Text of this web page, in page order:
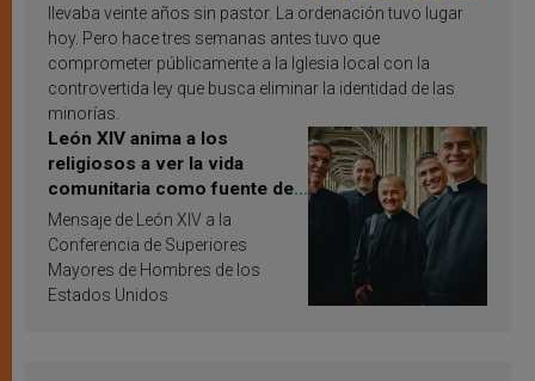
llevaba veinte años sin pastor. La ordenación tuvo lugar
hoy. Pero hace tres semanas antes tuvo que
comprometer públicamente a la Iglesia local con la
controvertida ley que busca eliminar la identidad de las
minorías.
León XIV anima a los
religiosos a ver la vida
comunitaria como fuente de
inspiración y santificación
Mensaje de León XIV a la
Conferencia de Superiores
Mayores de Hombres de los
Estados Unidos